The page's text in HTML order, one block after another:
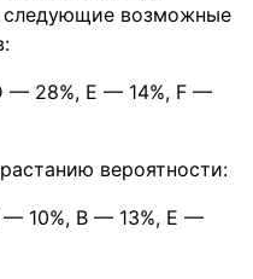
следующие возможные
— 28%, E — 14%, F —
вероятности:
10%, B — 13%, E —